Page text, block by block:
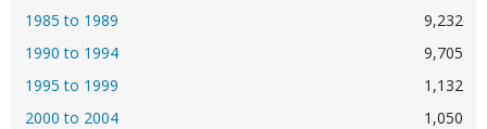
1985 to 1989
9,232
1990 to 1994
9,705
1995 to 1999
1,132
2000 to 2004
1,050